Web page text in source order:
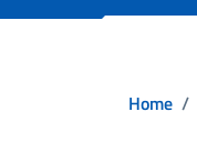
Home /